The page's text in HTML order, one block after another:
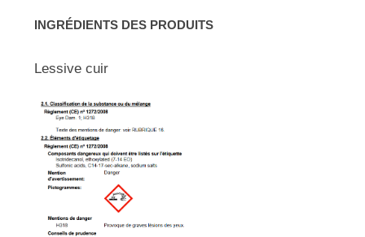
INGRÉDIENTS DES PRODUITS
Lessive cuir